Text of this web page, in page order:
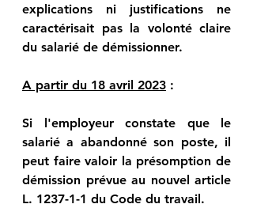
explications ni justifications ne
caractérisait pas la volonté claire
du salarié de démissionner.
A partir du 18 avril 2023 :
Si l'employeur constate que le
salarié a abandonné son poste, il
peut faire valoir la présomption de
démission prévue au nouvel article
L. 1237-1-1 du Code du travail.